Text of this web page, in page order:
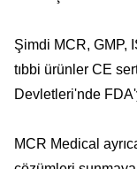
Şimdi MCR, GMP,
tıbbi ürünler CE
Devletleri'nde
MCR Medical